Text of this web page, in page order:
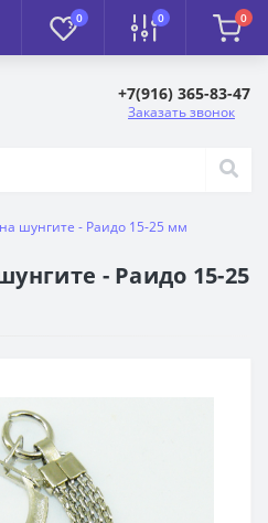
0 0 0
+7(916) 365-83-47
Заказать звонок
шунгите - Раидо 15-25 мм
- Раидо 15-25